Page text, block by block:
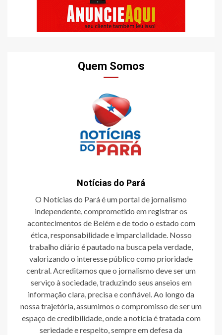
Quem Somos
Notícias do Pará
O Notícias do Pará é um portal de jornalismo
independente, comprometido em registrar os
acontecimentos de Belém e de todo o estado com
ética, responsabilidade e imparcialidade. Nosso
trabalho diário é pautado na busca pela verdade,
valorizando o interesse público como prioridade
central. Acreditamos que o jornalismo deve ser um
serviço à sociedade, traduzindo seus anseios em
informação clara, precisa e confiável. Ao longo da
nossa trajetória, assumimos o compromisso de ser um
espaço de credibilidade, onde a notícia é tratada com
seriedade e respeito, sempre em defesa da